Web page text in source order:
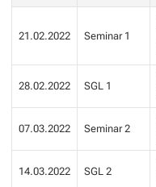
21.02.2022 Seminar 1
28.02.2022 SGL 1
07.03.2022 Seminar 2
14.03.2022 SGL 2